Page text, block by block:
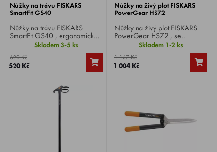
Nůžky na trávu FISKARS
SmartFit GS40
Nůžky na trávu FISKARS
SmartFit GS40 , ergonomické
nůžky pro zastřihávání trávníku
a malých větviček živých plotů.
Skladem 3-5 ks
690 Kč
520 Kč
Nůžky na živý plot FISKARS
PowerGear HS72
Nůžky na živý plot FISKARS
PowerGear HS72 , se
zubovým převodem, velmi
lehká a pevná držadla, čepele
z kvalitní nerezové oceli
CrMoV o vysoké tvrdosti.
Skladem 1-2 ks
1 167 Kč
1 004 Kč